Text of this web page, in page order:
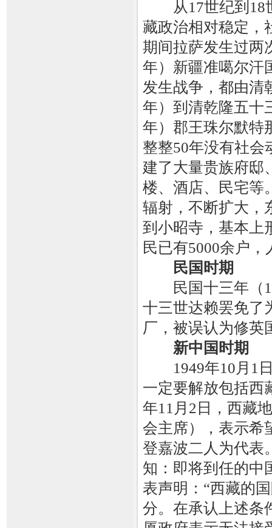
从17世纪到18世
藏政治相对稳定，
期间拉萨发生过两
年）新疆准噶尔汗
发生战争，都由清
年）到清乾隆五十
年）郡王珠尔默特
整整50年没有社会
建了大量贵族府邸
楼、酒店、民宅等
辐射，不断扩大，
到小昭寺，基本上
民已有5000余户
民国时期
民国十三年（
十三世达赖罢免了
厂，被误认为修英
新中国时期
1949年10月1日
一定要解放包括西
年11月2日，西藏
会主席），表示希
登嘉波二人为代表
知：即将到任的中
表声明：“西藏的
分。在承认上述条